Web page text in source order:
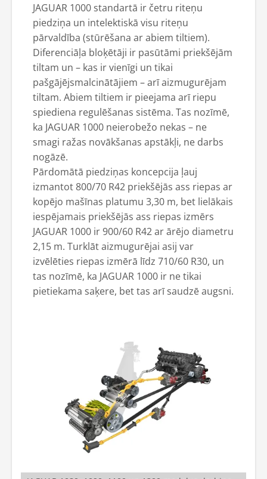
JAGUAR 1000 standartā ir četru riteņu
piedziņa un intelektiskā visu riteņu
pārvaldība (stūrēšana ar abiem tiltiem).
Diferenciāļa bloķētāji ir pasūtāmi priekšējām
tiltam un – kas ir vienīgi un tikai
pašgājējsmalcinātājiem – arī aizmugurējam
tiltam. Abiem tiltiem ir pieejama arī riepu
spiediena regulēšanas sistēma. Tas nozīmē,
ka JAGUAR 1000 neierobežo nekas – ne
smagi ražas novākšanas apstākļi, ne darbs
nogāzē.
Pārdomātā piedziņas koncepcija ļauj
izmantot 800/70 R42 priekšējās ass riepas ar
kopējo mašīnas platumu 3,30 m, bet lielākais
iespējamais priekšējās ass riepas izmērs
JAGUAR 1000 ir 900/60 R42 ar ārējo diametru
2,15 m. Turklāt aizmugurējai asij var
izvēlēties riepas izmērā līdz 710/60 R30, un
tas nozīmē, ka JAGUAR 1000 ir ne tikai
pietiekama saķere, bet tas arī saudzē augsni.